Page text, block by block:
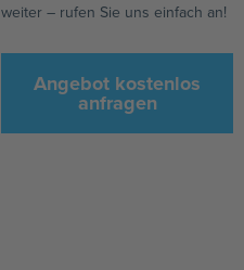
weiter – rufen Sie uns einfach an!
Angebot kostenlos
anfragen